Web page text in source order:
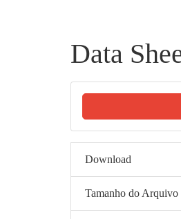
Data
Download
Tamanho do Arquivo